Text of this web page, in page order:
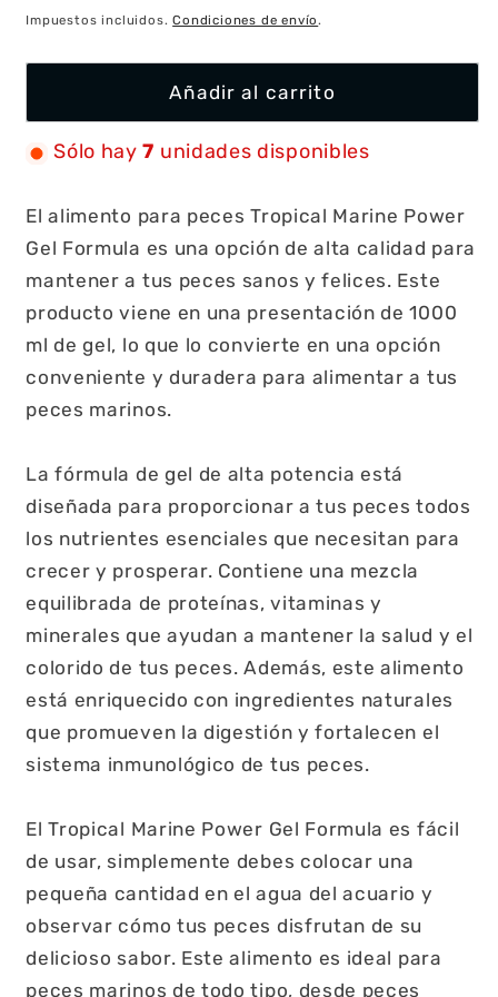
habitual
Impuestos incluidos.Condiciones de envío.
Añadir al carrito
Sólo hay 7 unidades disponibles
El alimento para peces Tropical Marine Power
Gel Formula es una opción de alta calidad para
mantener a tus peces sanos y felices. Este
producto viene en una presentación de 1000
ml de gel, lo que lo convierte en una opción
conveniente y duradera para alimentar a tus
peces marinos.
La fórmula de gel de alta potencia está
diseñada para proporcionar a tus peces todos
los nutrientes esenciales que necesitan para
crecer y prosperar. Contiene una mezcla
equilibrada de proteínas, vitaminas y
minerales que ayudan a mantener la salud y el
colorido de tus peces. Además, este alimento
está enriquecido con ingredientes naturales
que promueven la digestión y fortalecen el
sistema inmunológico de tus peces.
El Tropical Marine Power Gel Formula es fácil
de usar, simplemente debes colocar una
pequeña cantidad en el agua del acuario y
observar cómo tus peces disfrutan de su
delicioso sabor. Este alimento es ideal para
peces marinos de todo tipo, desde peces